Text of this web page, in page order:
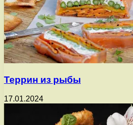
Террин из рыбы
17.01.2024